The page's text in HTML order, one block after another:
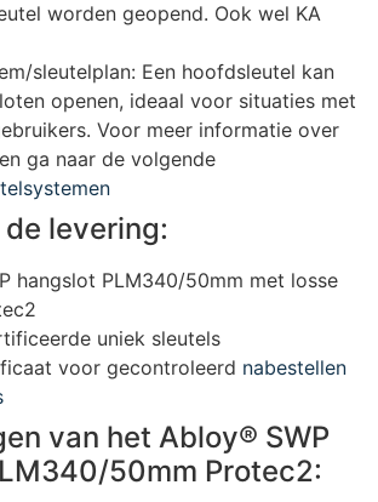
worden geopend. Ook wel KA
sleutelplan: Een hoofdsleutel kan
openen, ideaal voor situaties met
Voor meer informatie over
ga naar de volgende
levering:
hangslot PLM340/50mm met losse
uniek sleutels
voor gecontroleerd nabestellen
van het Abloy® SWP
50mm Protec2: